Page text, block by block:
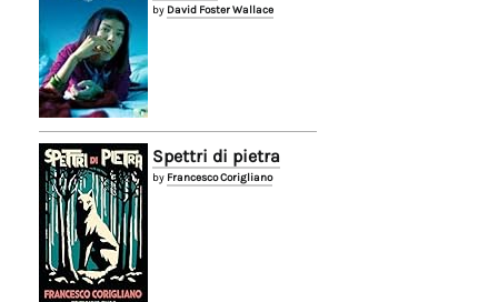
by David Foster Wallace
Spettri di pietra
by Francesco Corigliano